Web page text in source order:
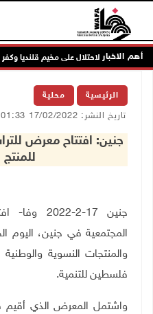
أهم الاخبار
الرئيسية محلية
تاريخ النشر: 17/02/2022 01:33 م
جنين: افتتاح معرض
جنين 17-2-
المجتمعية في جنين، اليوم
والمنتجات النسوية
فلسطين للتنمية.
واشتمل المعرض الذي أقيم